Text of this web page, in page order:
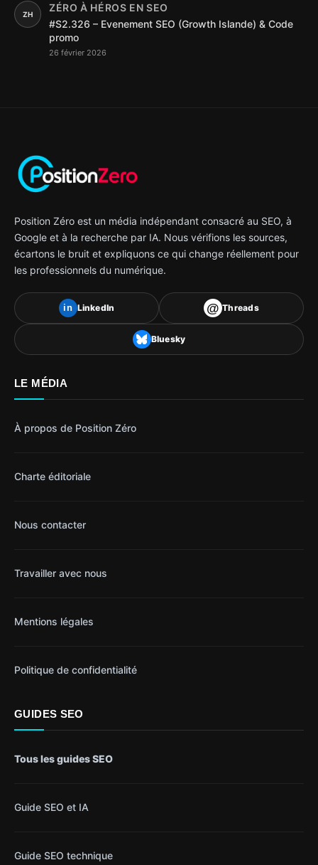
ZH
ZÉRO À HÉROS EN SEO
#S2.326 – Evenement SEO (Growth Islande) & Code
promo
26 février 2026
Position Zéro est un média indépendant consacré au SEO, à
Google et à la recherche par IA. Nous vérifions les sources,
écartons le bruit et expliquons ce qui change réellement pour
les professionnels du numérique.
in LinkedIn @ Threads
Bluesky
LE MÉDIA
À propos de Position Zéro
Charte éditoriale
Nous contacter
Travailler avec nous
Mentions légales
Politique de confidentialité
GUIDES SEO
Tous les guides SEO
Guide SEO et IA
Guide SEO technique